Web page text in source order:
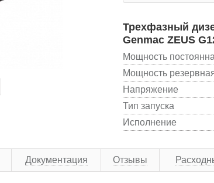
Трехфазный
Genmac ZEUS
Мощность
Мощность
Напряжение
Тип запуска
Исполнение
Документация Отзывы